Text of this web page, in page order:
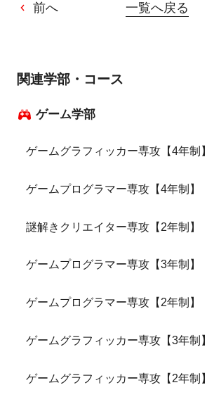
前へ 一覧へ戻る
関連学部・コース
ゲーム学部
ゲームグラフィッカー専攻【4年制】
ゲームプログラマー専攻【4年制】
謎解きクリエイター専攻【2年制】
ゲームプログラマー専攻【3年制】
ゲームプログラマー専攻【2年制】
ゲームグラフィッカー専攻【3年制】
ゲームグラフィッカー専攻【2年制】